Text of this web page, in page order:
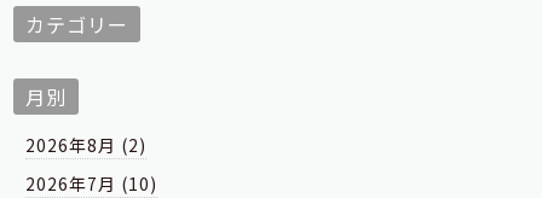
カテゴリー
月別
2026年8月 (2)
2026年7月 (10)